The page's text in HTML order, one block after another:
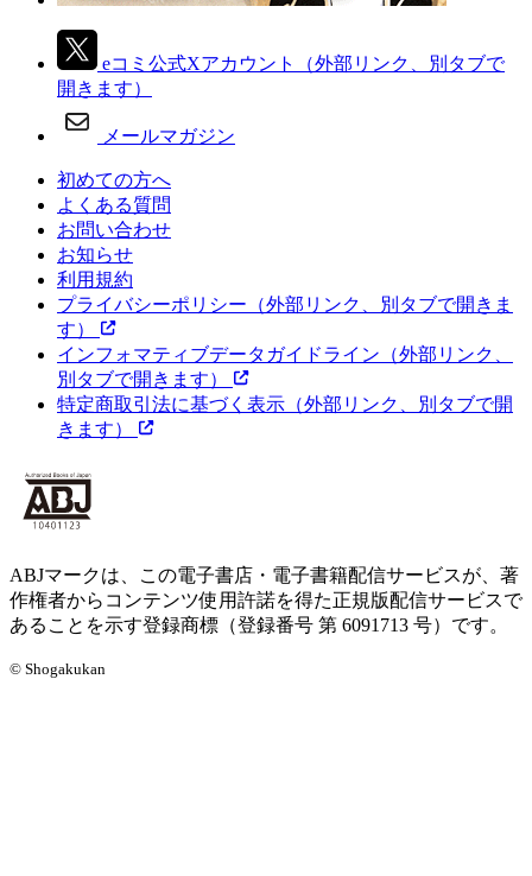
eコミ公式Xアカウント
（外部リンク、別タブで
開きます）
メールマガジン
初めての方へ
よくある質問
お問い合わせ
お知らせ
利用規約
プライバシーポリシー （外部リンク、別タブで開きま
す）
インフォマティブデータガイドライン （外部リンク、
別タブで開きます）
特定商取引法に基づく表示 （外部リンク、別タブで開
きます）
ABJマークは、この電子書店・電子書籍配信サービスが、著
作権者からコンテンツ使用許諾を得た正規版配信サービスで
あることを示す登録商標（登録番号 第 6091713 号）です。
© Shogakukan